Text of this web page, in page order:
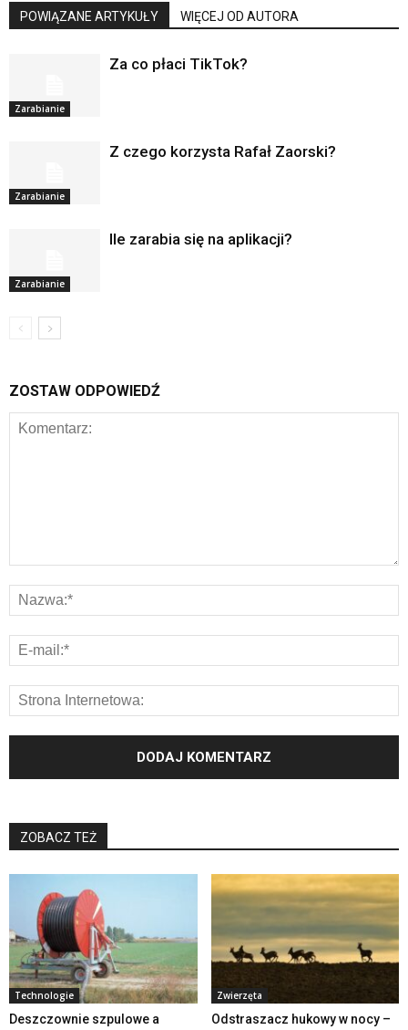
POWIĄZANE ARTYKUŁY WIĘCEJ OD AUTORA
Zarabianie
Za co płaci TikTok?
Zarabianie
Z czego korzysta Rafał Zaorski?
Zarabianie
Ile zarabia się na aplikacji?
ZOSTAW ODPOWIEDŹ
ZOBACZ TEŻ
Technologie
Deszczownie szpulowe a
Zwierzęta
Odstraszacz hukowy w nocy –